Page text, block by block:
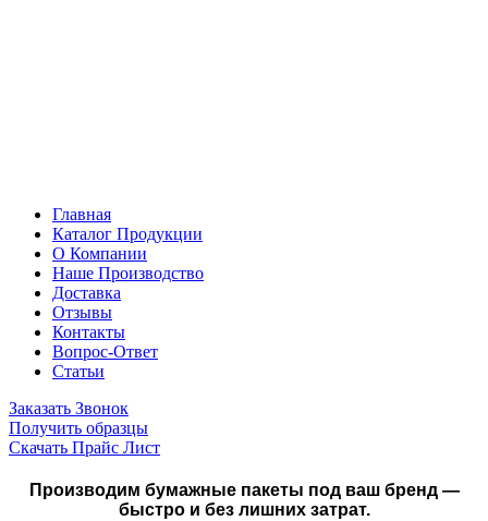
Главная
Каталог Продукции
О Компании
Наше Производство
Доставка
Отзывы
Контакты
Вопрос-Ответ
Статьи
Заказать Звонок
Получить образцы
Скачать Прайс Лист
Производим бумажные пакеты под ваш бренд —
быстро и без лишних затрат.